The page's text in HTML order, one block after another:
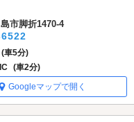
市脚折1470-4
車5分)
(車2分)
Googleマップで開く